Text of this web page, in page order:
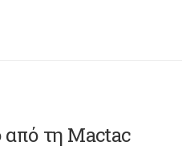
τη Mactac